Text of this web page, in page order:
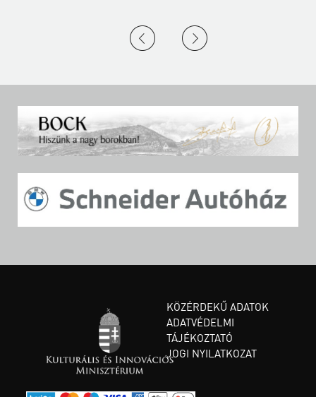
KÖZÉRDEKŰ ADATOK
ADATVÉDELMI
TÁJÉKOZTATÓ
JOGI NYILATKOZAT